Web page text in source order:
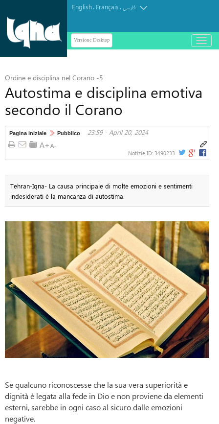
English. Français.فارسی
Versione Desktop
باز
و
Ordine e disciplina nel Corano -5
Autostima e disciplina emotiva
secondo il Corano
Pagina iniziale Pubblico 23:59 - April 20, 2024
Notizie ID: 3490233
Tehran-Iqna- La causa principale di molte emozioni e sentimenti
indesiderati è la mancanza di autostima.
Se qualcuno riconoscesse che la sua vera superiorità e
dignità è legata alla fede in Dio e non proviene da elementi
esterni, sarebbe in ogni caso al sicuro dalle emozioni
negative.